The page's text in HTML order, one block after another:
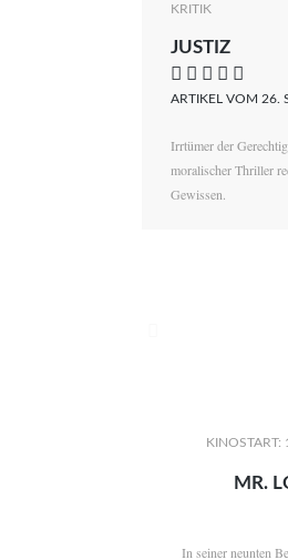
KRITIK
JUSTIZ
    
ARTIKEL VOM 26.
Irrtümer der
moralischer Thriller
Gewissen.
MR.
In seiner neunten